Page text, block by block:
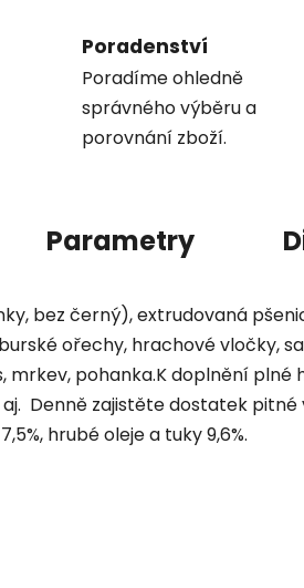
Poradenství
Poradíme ohledně
správného výběru a
porovnání zboží.
Parametry
bez černý), extrudovaná
ořechy, hrachové vločky,
mrkev, pohanka.K doplnění
Denně zajistěte dostatek pitné
hrubé oleje a tuky 9,6%.